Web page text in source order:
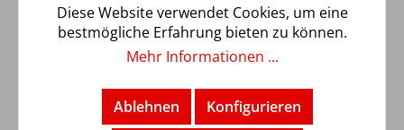
Verarbeitung, wodurch es Sie mit einem traumhaften
Liegegefühl verwöhnt. Es…Mehr
Diese Website verwendet Cookies, um eine
bestmögliche Erfahrung bieten zu können.
Mehr Informationen ...
Ablehnen
Konfigurieren